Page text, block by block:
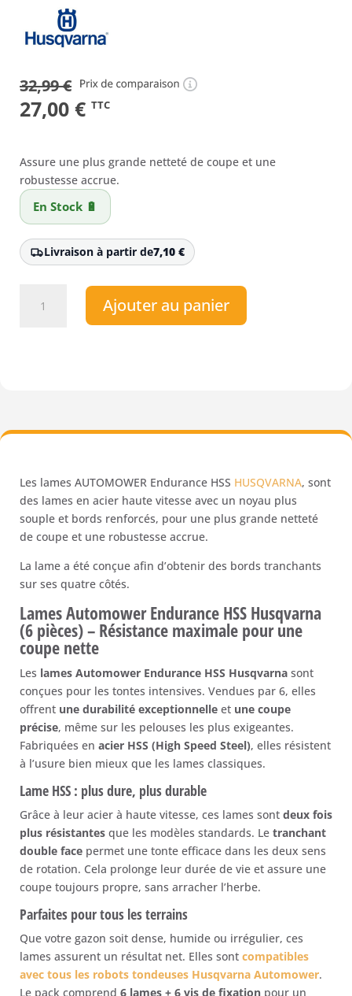
32,99€
Le
initial
était :
32,99 €.
27,00 €Le
actuel
est :
27,00 €.
TTC
Assure une plus grande netteté de coupe et une
robustesse accrue.
En Stock 🔋
Livraison à partir de7,10 €
HUSQVARNA
pcs
Ajouter au panier
Les lames AUTOMOWER Endurance HSS HUSQVARNA, sont
des lames en acier haute vitesse avec un noyau plus
souple et bords renforcés, pour une plus grande netteté
de coupe et une robustesse accrue.
La lame a été conçue afin d’obtenir des bords tranchants
sur ses quatre côtés.
Lames Automower Endurance HSS Husqvarna
(6 pièces) – Résistance maximale pour une
coupe nette
Les lames Automower Endurance HSS Husqvarna sont
conçues pour les tontes intensives. Vendues par 6, elles
offrent une durabilité exceptionnelle et une coupe
précise, même sur les pelouses les plus exigeantes.
Fabriquées en acier HSS (High Speed Steel), elles résistent
à l’usure bien mieux que les lames classiques.
Lame HSS : plus dure, plus durable
Grâce à leur acier à haute vitesse, ces lames sont deux fois
plus résistantes que les modèles standards. Le tranchant
double face permet une tonte efficace dans les deux sens
de rotation. Cela prolonge leur durée de vie et assure une
coupe toujours propre, sans arracher l’herbe.
Parfaites pour tous les terrains
Que votre gazon soit dense, humide ou irrégulier, ces
lames assurent un résultat net. Elles sont compatibles
avec tous les robots tondeuses Husqvarna Automower.
Le pack comprend 6 lames + 6 vis de fixation pour un